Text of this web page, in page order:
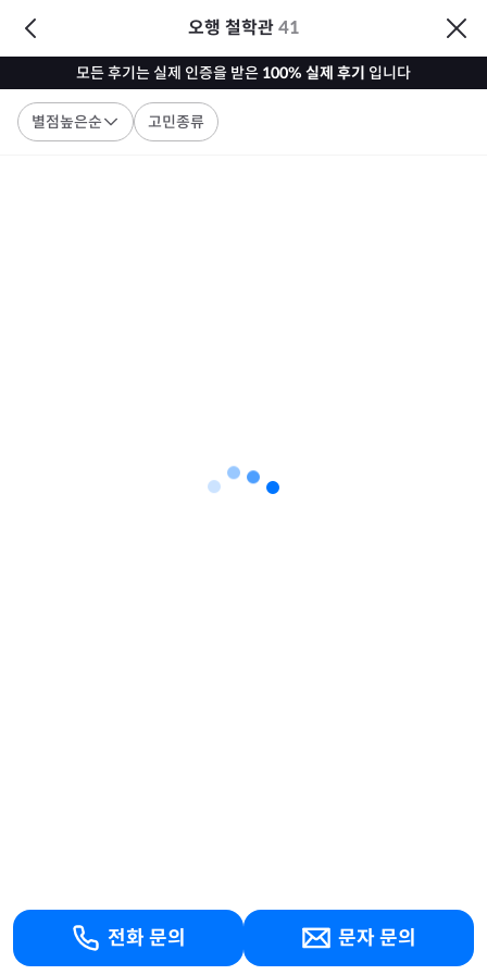
오행 철학관 41
모든 후기는 실제 인증을 받은 100% 실제 후기 입니다
별점높은순 고민종류
전화 문의 문자 문의